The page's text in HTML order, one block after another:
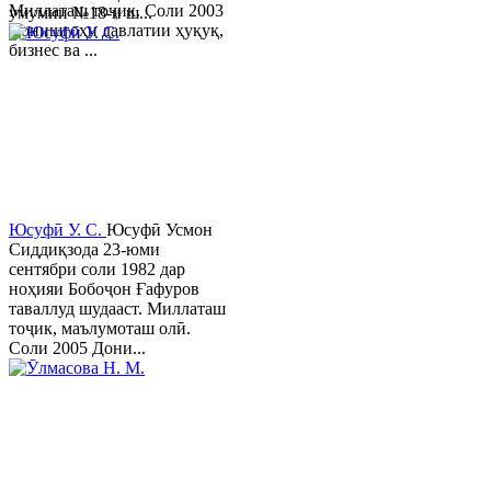
Миллаташ тоҷик. Соли 2003
Донишгоҳи давлатии ҳуқуқ,
бизнес ва ...
умумии №18-и ш...
Юсуфӣ У. C. Юсуфӣ Усмон
Сиддиқзода 23-юми
сентябри соли 1982 дар
ноҳияи Бобоҷон Ғафуров
таваллуд шудааст. Миллаташ
тоҷик, маълумоташ олӣ.
Соли 2005 Дони...